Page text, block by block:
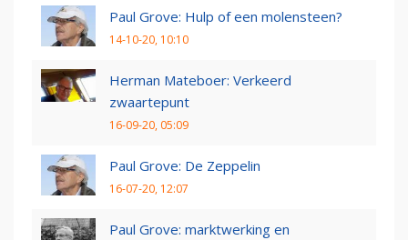
Paul Grove: Hulp of een molensteen?
14-10-20, 10:10
Herman Mateboer: Verkeerd
zwaartepunt
16-09-20, 05:09
Paul Grove: De Zeppelin
16-07-20, 12:07
Paul Grove: marktwerking en